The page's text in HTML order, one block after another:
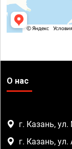
О нас
г. Казань,
г. Казань,